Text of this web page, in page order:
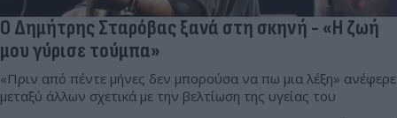
Ο Δημήτρης Σταρόβας ξανά στη σκηνή - «Η ζωή
μου γύρισε τούμπα»
«Πριν από πέντε μήνες δεν μπορούσα να πω μια λέξη» ανέφερε
μεταξύ άλλων σχετικά με την βελτίωση της υγείας του